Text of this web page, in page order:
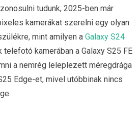
tudunk, 2025-ben már
kamerákat szerelni egy olyan
mint amilyen a Galaxy S24
kamerában a Galaxy S25 FE
a nemrég leleplezett méregdrága
Edge-et, mivel utóbbinak nincs